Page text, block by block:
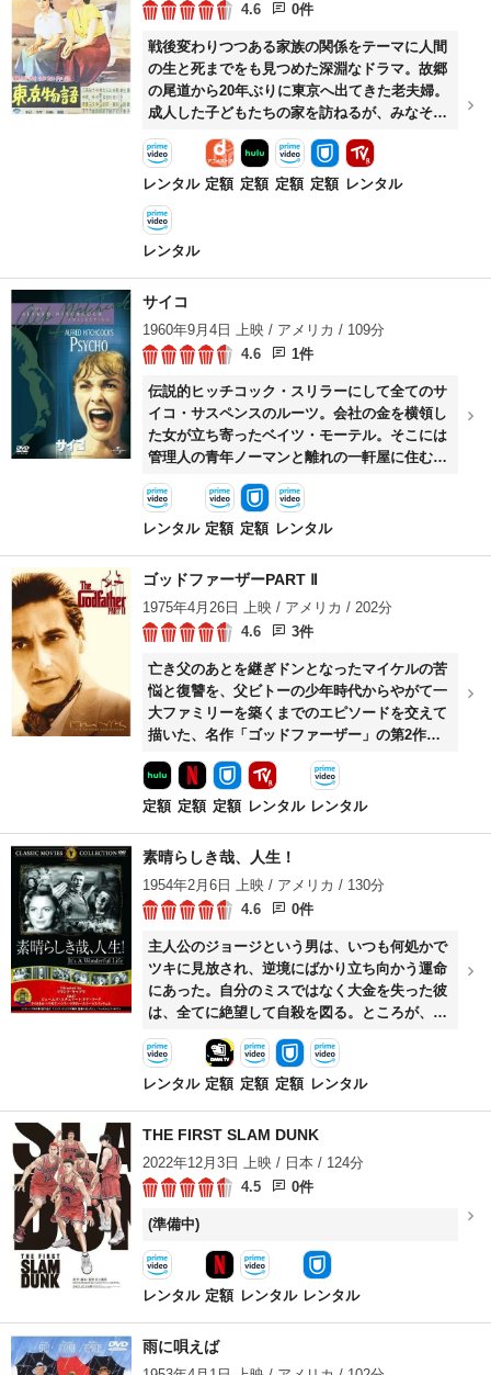
4.6
0件
戦後変わりつつある家族の関係をテーマに人間
の生と死までをも見つめた深淵なドラマ。故郷
の尾道から20年ぶりに東京へ出てきた老夫婦。
成人した子どもたちの家を訪ねるが、みなそれ
ぞれの生活に精一杯だった。唯一、戦死した次
男の未亡人だけが皮肉にも優しい心遣いを示す
のだった……。
レンタル 定額 定額 定額 定額 レンタル
レンタル
サイコ
1960年9月4日 上映 / アメリカ / 109分
4.6
1件
伝説的ヒッチコック・スリラーにして全てのサ
イコ・サスペンスのルーツ。会社の金を横領し
た女が立ち寄ったベイツ・モーテル。そこには
管理人の青年ノーマンと離れの一軒屋に住む年
老いた“母”がいた。原作はロバート・ブロッ
ク。
レンタル 定額 定額 レンタル
ゴッドファーザーPART Ⅱ
1975年4月26日 上映 / アメリカ / 202分
4.6
3件
亡き父のあとを継ぎドンとなったマイケルの苦
悩と復讐を、父ビトーの少年時代からやがて一
大ファミリーを築くまでのエピソードを交えて
描いた、名作「ゴッドファーザー」の第2作。
幼いビトーが青年となり、やがてファミリーを
築くまでの物語と、父のあとを継ぎドンとなっ
たマイケルの、父がそうであった頃と全く変わ
復讐の物語を、巧みに交差しながら展開してい
く。
定額 定額 定額 レンタル レンタル
素晴らしき哉、人生！
1954年2月6日 上映 / アメリカ / 130分
4.6
0件
主人公のジョージという男は、いつも何処かで
ツキに見放され、逆境にばかり立ち向かう運命
にあった。自分のミスではなく大金を失った彼
は、全てに絶望して自殺を図る。ところが、12
月の冷たい河に飛び降りようとしたとき、彼よ
り先に一人の男が身を投げて救けてくれと叫ん
だ。あわてて救けたジョージに、男は、自分は
レンタル 定額 定額 定額 レンタル
THE FIRST SLAM DUNK
2022年12月3日 上映 / 日本 / 124分
4.5
0件
(準備中)
レンタル 定額 レンタル レンタル
雨に唄えば